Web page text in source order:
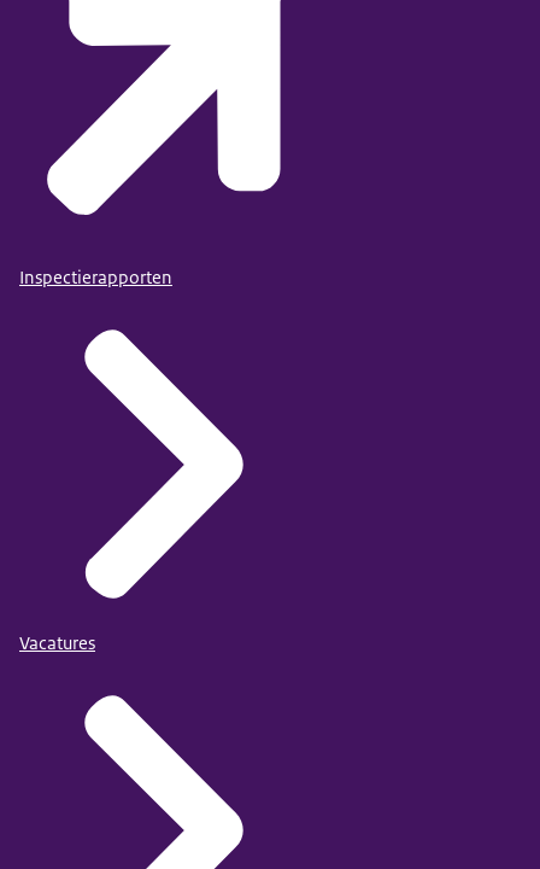
Inspectierapporten
Vacatures